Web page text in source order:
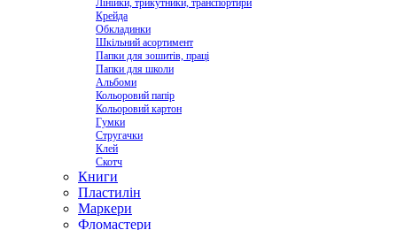
Лінійки, трикутники, транспортири
Крейда
Обкладинки
Шкільний асортимент
Папки для зошитів, праці
Папки для школи
Альбоми
Кольоровий папір
Кольоровий картон
Гумки
Стругачки
Клей
Скотч
Книги
Пластилін
Маркери
Фломастери